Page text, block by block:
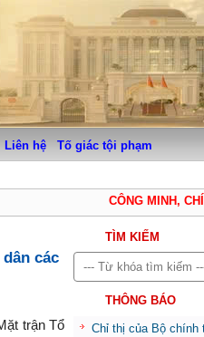
Liên hệ Tố giác tội phạm
CÔNG MINH,
các
trận Tổ
TÌM KIẾM
THÔNG BÁO
Chỉ thị của Bộ